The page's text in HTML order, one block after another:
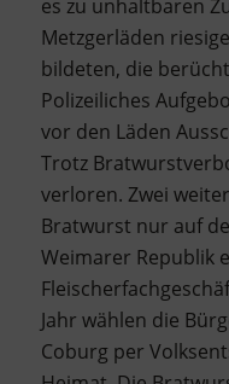
es zu unhaltbaren
Metzgerläden
bildeten, die
Polizeiliches
vor den Läden
Trotz
verloren. Zwei
Bratwurst nur auf
Weimarer Republik
Jahr wählen die
Coburg per